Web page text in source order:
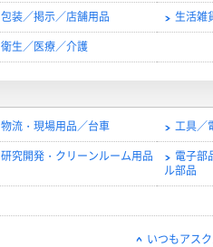
包装／掲示／店舗用品 生活雑
衛生／医療／介護
物流・現場用品／台車 工具／
研究開発・クリーンルーム用品
電子部
ル部品
いつもアス